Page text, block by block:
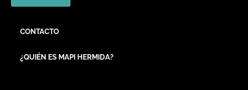
CONTACTO
¿QUIÉN ES MAPI HERMIDA?